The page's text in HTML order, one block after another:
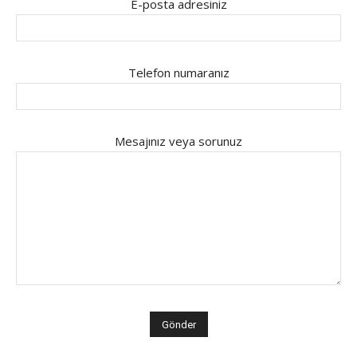
E-posta adresiniz
Telefon numaranız
Mesajınız veya sorunuz